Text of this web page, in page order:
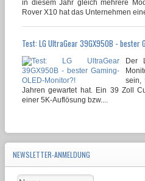
in diesem Jahr gleich mehrere
Rover X10 hat das Unternehmen
Test: LG UltraGear 39GX950B - bester
Der
sein,
Jahren gewartet hat. Ein 39 Zoll
einer 5K-Auflösung bzw....
NEWSLETTER-ANMELDUNG